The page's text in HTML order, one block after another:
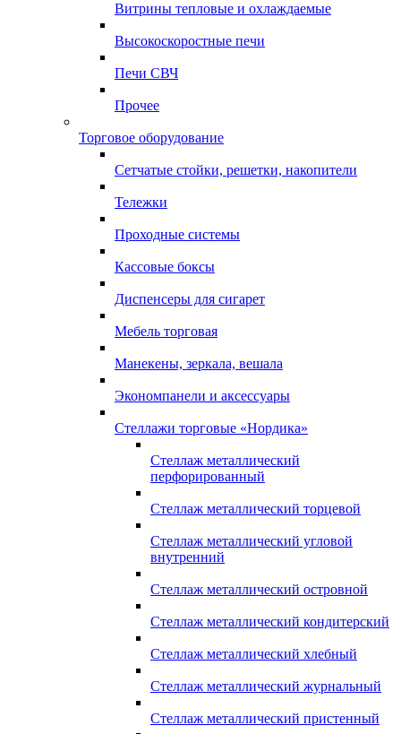
Витрины тепловые и охлаждаемые
Высокоскоростные печи
Печи СВЧ
Прочее
Торговое оборудование
Сетчатые стойки, решетки, накопители
Тележки
Проходные системы
Кассовые боксы
Диспенсеры для сигарет
Мебель торговая
Манекены, зеркала, вешала
Экономпанели и аксессуары
Стеллажи торговые «Нордика»
Стеллаж металлический
перфорированный
Стеллаж металлический торцевой
Стеллаж металлический угловой
внутренний
Стеллаж металлический островной
Стеллаж металлический кондитерский
Стеллаж металлический хлебный
Стеллаж металлический журнальный
Стеллаж металлический пристенный